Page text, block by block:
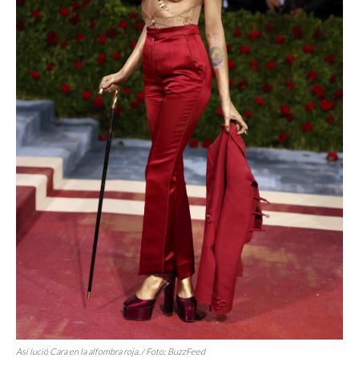
Así lució Cara en la alfombra roja. / Foto: BuzzFeed